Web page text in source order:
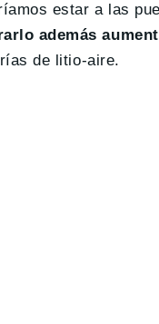
estar a las
además
de litio-aire.